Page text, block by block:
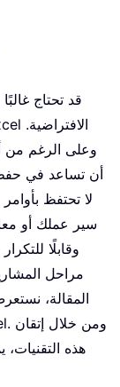
وعلى الرغم من
أن تساعد في حفظ
لا تحتفظ
سير عملك أو
وقابلًا
مراحل
المقالة،
هذه التقنيات،